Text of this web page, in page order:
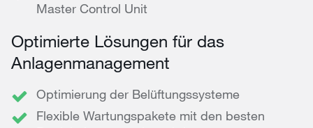
Master Control Unit
Optimierte Lösungen für das
Anlagenmanagement
Optimierung der Belüftungssysteme
Flexible Wartungspakete mit den besten